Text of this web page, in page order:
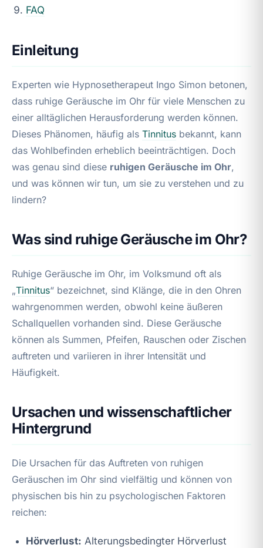
FAQ
Einleitung
Experten wie Hypnosetherapeut Ingo Simon betonen,
dass ruhige Geräusche im Ohr für viele Menschen zu
einer alltäglichen Herausforderung werden können.
Dieses Phänomen, häufig als Tinnitus bekannt, kann
das Wohlbefinden erheblich beeinträchtigen. Doch
was genau sind diese ruhigen Geräusche im Ohr,
und was können wir tun, um sie zu verstehen und zu
lindern?
Was sind ruhige Geräusche im Ohr?
Ruhige Geräusche im Ohr, im Volksmund oft als
„Tinnitus“ bezeichnet, sind Klänge, die in den Ohren
wahrgenommen werden, obwohl keine äußeren
Schallquellen vorhanden sind. Diese Geräusche
können als Summen, Pfeifen, Rauschen oder Zischen
auftreten und variieren in ihrer Intensität und
Häufigkeit.
Ursachen und wissenschaftlicher
Hintergrund
Die Ursachen für das Auftreten von ruhigen
Geräuschen im Ohr sind vielfältig und können von
physischen bis hin zu psychologischen Faktoren
reichen:
Hörverlust: Alterungsbedingter Hörverlust